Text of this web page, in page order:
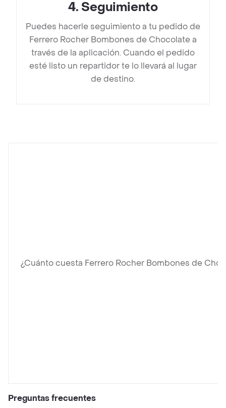
4. Seguimiento
Puedes hacerle seguimiento a tu pedido de
Ferrero Rocher Bombones de Chocolate a
través de la aplicación. Cuando el pedido
esté listo un repartidor te lo llevará al lugar
de destino.
¿Cuánto cuesta Ferrero Rocher Bombones de
Preguntas frecuentes